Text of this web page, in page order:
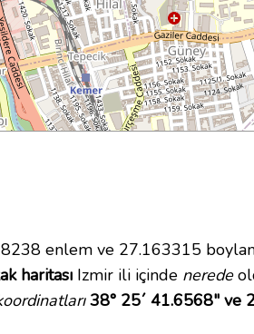
enlem ve 27.163315
haritası Izmir ili içinde nerede
38° 25´ 41.6568" ve